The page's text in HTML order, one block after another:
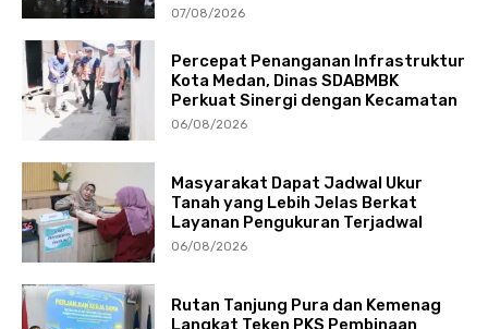
07/08/2026
Percepat Penanganan Infrastruktur
Kota Medan, Dinas SDABMBK
Perkuat Sinergi dengan Kecamatan
06/08/2026
Masyarakat Dapat Jadwal Ukur
Tanah yang Lebih Jelas Berkat
Layanan Pengukuran Terjadwal
06/08/2026
Rutan Tanjung Pura dan Kemenag
Langkat Teken PKS Pembinaan